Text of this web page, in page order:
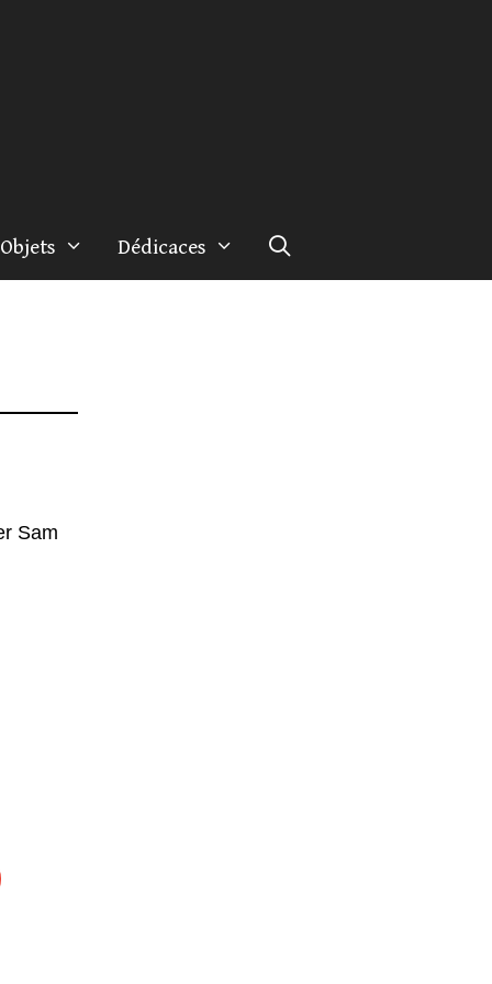
Objets Dédicaces
Sam